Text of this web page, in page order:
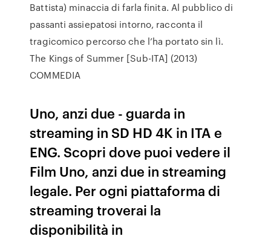
Battista) minaccia di farla finita. Al pubblico di
passanti assiepatosi intorno, racconta il
tragicomico percorso che l’ha portato sin lì.
The Kings of Summer [Sub-ITA] (2013)
COMMEDIA
Uno, anzi due - guarda in
streaming in SD HD 4K in ITA e
ENG. Scopri dove puoi vedere il
Film Uno, anzi due in streaming
legale. Per ogni piattaforma di
streaming troverai la
disponibilità in